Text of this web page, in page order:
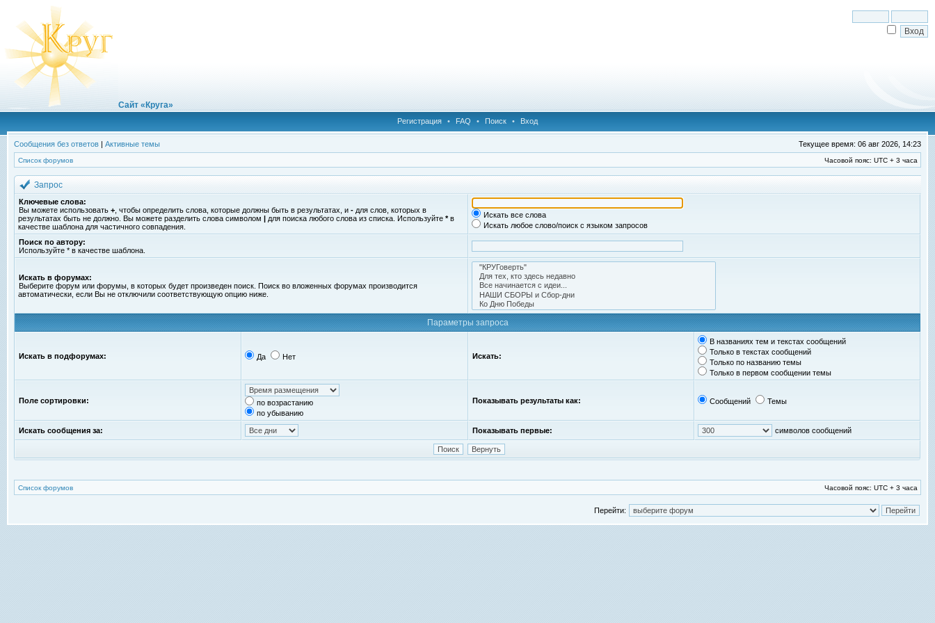
Сайт «Круга»
Регистрация • FAQ • Поиск • Вход
Сообщения без ответов | Активные темы Текущее время: 06 авг 2026, 14:23
Список форумов Часовой пояс: UTC + 3 часа
Запрос
Ключевые слова:
Вы можете использовать + , чтобы определить слова, которые должны быть в результатах, и - для слов, которых в
результатах быть не должно. Вы можете разделить слова символом | для поиска любого слова из списка. Используйте *в
качестве шаблона для частичного совпадения.
Искать все слова
Искать любое слово/поиск с языком запросов
Поиск по автору:
Используйте * в качестве шаблона.
Искать в форумах:
Выберите форум или форумы, в которых будет произведен поиск. Поиск во вложенных форумах производится
автоматически, если Вы не отключили соответствующую опцию ниже.
Параметры запроса
Искать в подфорумах: Да Нет Искать:
В названиях тем и текстах сообщений
Только в текстах сообщений
Только по названию темы
Только в первом сообщении темы
Поле сортировки:
по возрастанию
по убыванию
Показывать результаты как: Сообщений Темы
Искать сообщения за: Показывать первые: символов сообщений
Список форумов Часовой пояс: UTC + 3 часа
Перейти: